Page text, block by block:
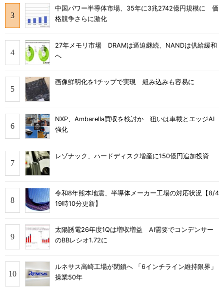
中国パワー半導体市場、35年に3兆2742億円規模に 価
格競争さらに激化
27年メモリ市場 DRAMは逼迫継続、NANDは供給緩和
へ
画像鮮明化を1チップで実現 組み込みも容易に
NXP、Ambarella買収を検討か 狙いは車載とエッジAI
強化
レゾナック、ハードディスク増産に150億円追加投資
令和8年熊本地震、半導体メーカー工場の対応状況【8/4
19時10分更新】
太陽誘電26年度1Qは増収増益 AI需要でコンデンサー
のBBレシオ1.72に
ルネサス高崎工場が閉鎖へ 「6インチライン維持限界」
操業50年